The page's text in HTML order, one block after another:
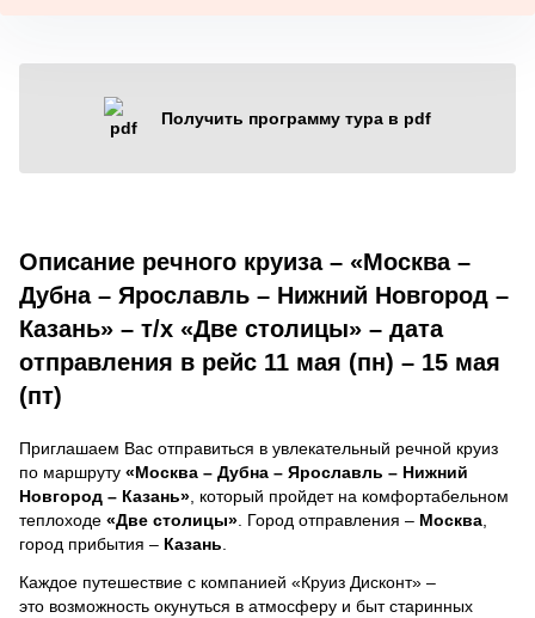
Получить программу тура в pdf
Описание речного круиза – «Москва –
Дубна – Ярославль – Нижний Новгород –
Казань» – т/х «Две столицы» – дата
отправления в рейс 11 мая (пн) – 15 мая
(пт)
Приглашаем Вас отправиться в увлекательный речной круиз
по маршруту «Москва – Дубна – Ярославль – Нижний
Новгород – Казань» , который пройдет на комфортабельном
теплоходе «Две столицы» . Город отправления – Москва
город прибытия – Казань
Каждое путешествие с компанией «Круиз Дисконт» –
это возможность окунуться в атмосферу и быт старинных